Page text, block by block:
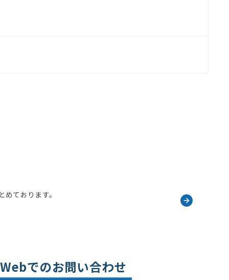
ております。
Webでのお問い合わせ